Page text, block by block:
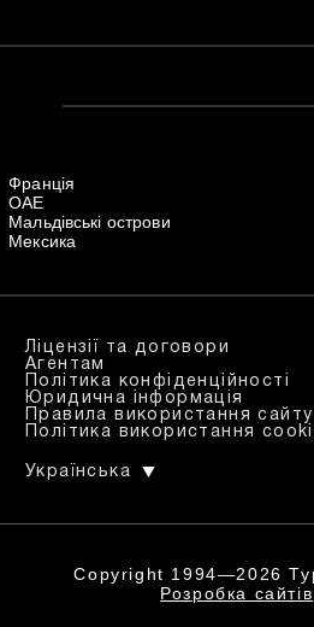
Франція
ОАЕ
Мальдівські острови
Мексика
Ліцензії та договори
Агентам
Політика конфіденційності
Юридична інформація
Правила використання сайту
Політика використання
Українська
Copyright 1994—2026
Розробка сайтів